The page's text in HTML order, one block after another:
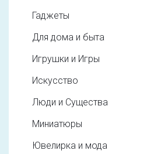
Гаджеты
Для дома и быта
Игрушки и Игры
Искусство
Люди и Существа
Миниатюры
Ювелирка и мода